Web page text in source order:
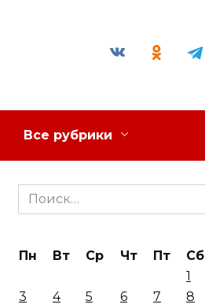
Все рубрики
Search
for:
Пн Вт Ср Чт Пт Сб
1
3
4 5 6 7 8